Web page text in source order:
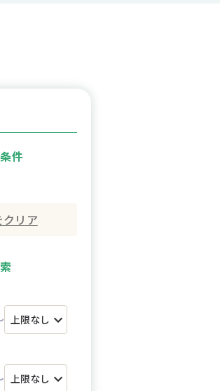
件
リア